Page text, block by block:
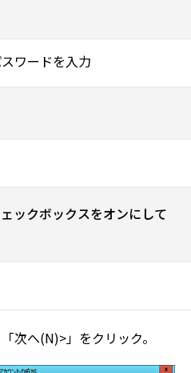
ワードを入力
ックボックスをオンにして
次へ(N)>」をクリック。